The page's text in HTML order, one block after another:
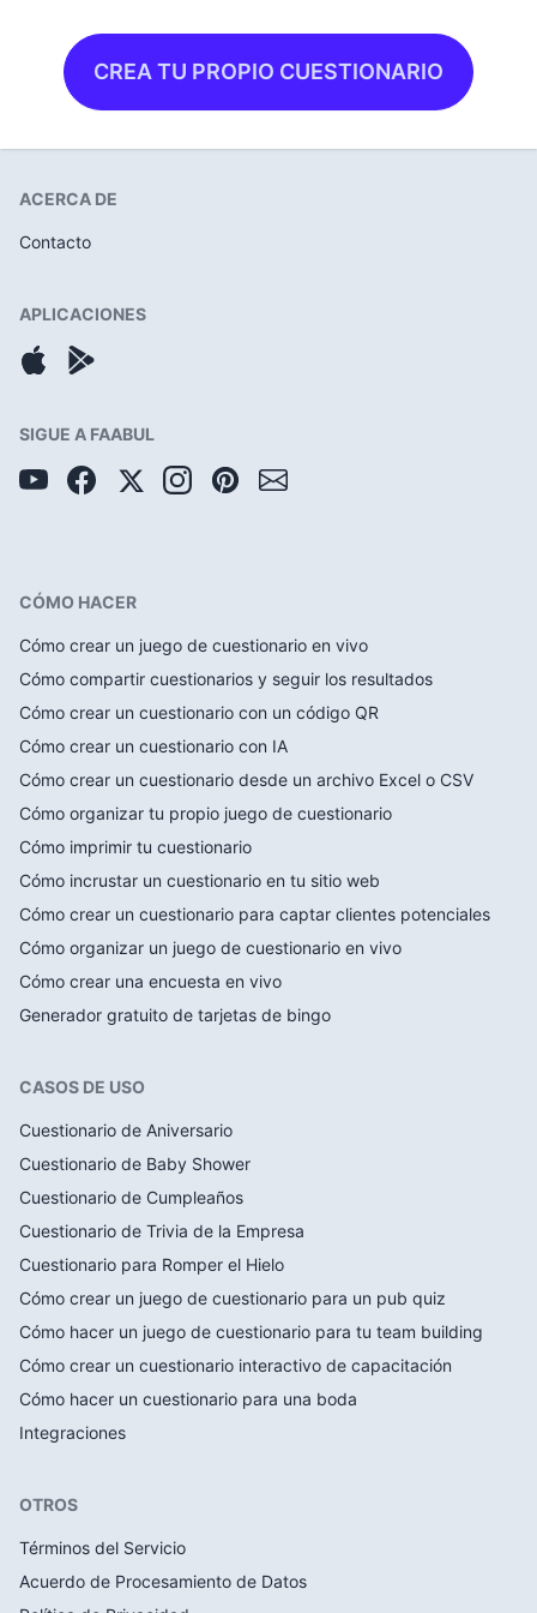
CREA TU PROPIO CUESTIONARIO
ACERCA DE
Contacto
APLICACIONES
SIGUE A FAABUL
CÓMO HACER
Cómo crear un juego de cuestionario en vivo
Cómo compartir cuestionarios y seguir los resultados
Cómo crear un cuestionario con un código QR
Cómo crear un cuestionario con IA
Cómo crear un cuestionario desde un archivo Excel o CSV
Cómo organizar tu propio juego de cuestionario
Cómo imprimir tu cuestionario
Cómo incrustar un cuestionario en tu sitio web
Cómo crear un cuestionario para captar clientes potenciales
Cómo organizar un juego de cuestionario en vivo
Cómo crear una encuesta en vivo
Generador gratuito de tarjetas de bingo
CASOS DE USO
Cuestionario de Aniversario
Cuestionario de Baby Shower
Cuestionario de Cumpleaños
Cuestionario de Trivia de la Empresa
Cuestionario para Romper el Hielo
Cómo crear un juego de cuestionario para un pub quiz
Cómo hacer un juego de cuestionario para tu team building
Cómo crear un cuestionario interactivo de capacitación
Cómo hacer un cuestionario para una boda
Integraciones
OTROS
Términos del Servicio
Acuerdo de Procesamiento de Datos